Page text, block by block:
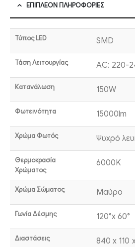
ΕΠΙΠΛΈΟΝ ΠΛΗΡΟΦΟΡΊΕΣ
Τύπος LED SMD
Τάση Λειτουργίας AC: 220-
Κατανάλωση 150W
Φωτεινότητα 15000lm
Χρώμα Φωτός Ψυχρό
Θερμοκρασία
Χρώματος
6000K
Χρώμα Σώματος Μαύρο
Γωνία Δέσμης 120°x 60°
Διαστάσεις 840 x 110